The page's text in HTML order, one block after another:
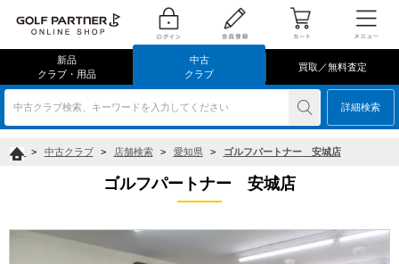
新品
クラブ・用品
中古
クラブ
買取／無料査定
中古クラブ検索、キーワードを入力してください 詳細検索
> 中古クラブ > 店舗検索 > 愛知県 > ゴルフパートナー 安城店
ゴルフパートナー 安城店